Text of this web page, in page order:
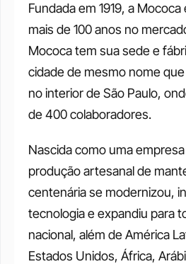
Fundada em 1919, a
mais de 100 anos no
Mococa tem sua sede e
cidade de mesmo nome
no interior de São Paulo,
de 400 colaboradores.
Nascida como uma
produção artesanal de
centenária se modernizou,
tecnologia e expandiu para
nacional, além de América
Estados Unidos, África,